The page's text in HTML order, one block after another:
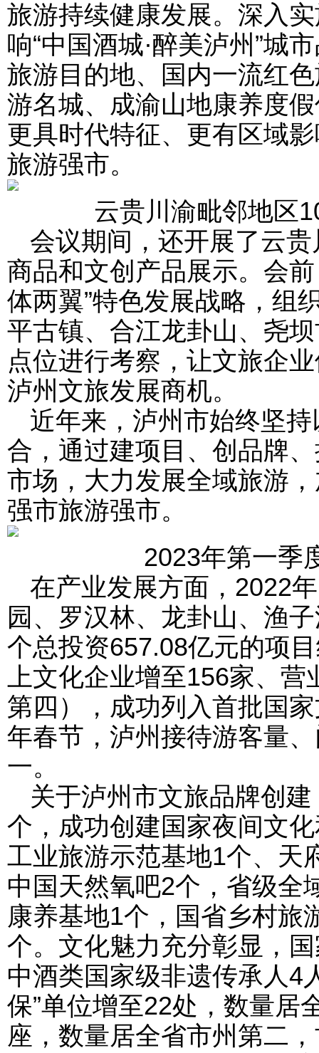
旅游持续健康发展。深入
响“中国酒城·醉美泸州”城
旅游目的地、国内一流红
游名城、成渝山地康养度
更具时代特征、更有区域
旅游强市。
云贵川渝毗邻地区
会议期间，还开展了云
商品和文创产品展示。会
体两翼”特色发展战略，组
平古镇、合江龙卦山、尧
点位进行考察，让文旅企
泸州文旅发展商机。
近年来，泸州市始终坚
合，通过建项目、创品牌
市场，大力发展全域旅游
强市旅游强市。
2023年第一季
在产业发展方面，2022
园、罗汉林、龙卦山、渔
个总投资657.08亿元的项
上文化企业增至156家、营
第四），成功列入首批国
年春节，泸州接待游客量
一。
关于泸州市文旅品牌创
个，成功创建国家夜间文
工业旅游示范基地1个、天
中国天然氧吧2个，省级全
康养基地1个，国省乡村旅
个。文化魅力充分彰显，
中酒类国家级非遗传承人4
保”单位增至22处，数量居
座，数量居全省市州第二